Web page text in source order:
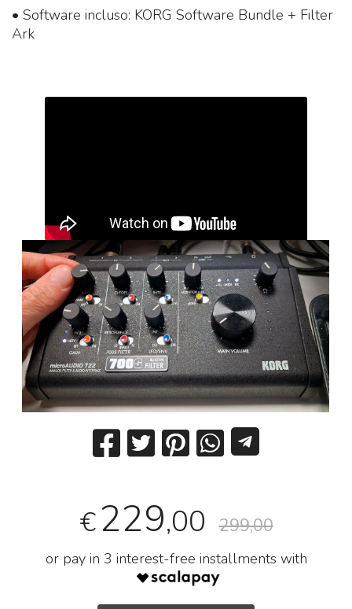
• Software incluso: KORG Software Bundle + Filter
Ark
€229,00 299,00
or pay in 3 interest-free installments with